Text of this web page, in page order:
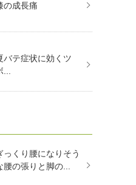
の成長痛
バテ症状に効くツ
っくり腰になりそう
腰の張りと脚の...